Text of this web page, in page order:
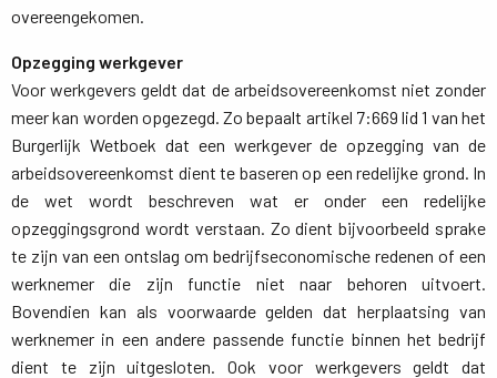
overeengekomen.
Opzegging werkgever
Voor werkgevers geldt dat de arbeidsovereenkomst niet zonder
meer kan worden opgezegd. Zo bepaalt artikel 7:669 lid 1 van het
Burgerlijk Wetboek dat een werkgever de opzegging van de
arbeidsovereenkomst dient te baseren op een redelijke grond. In
de wet wordt beschreven wat er onder een redelijke
opzeggingsgrond wordt verstaan. Zo dient bijvoorbeeld sprake
te zijn van een ontslag om bedrijfseconomische redenen of een
werknemer die zijn functie niet naar behoren uitvoert.
Bovendien kan als voorwaarde gelden dat herplaatsing van
werknemer in een andere passende functie binnen het bedrijf
dient te zijn uitgesloten. Ook voor werkgevers geldt dat